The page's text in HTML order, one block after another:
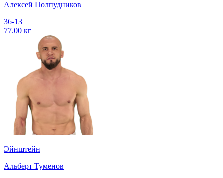
Алексей Полпудников
36-13
77.00 кг
Эйнштейн
Альберт Туменов